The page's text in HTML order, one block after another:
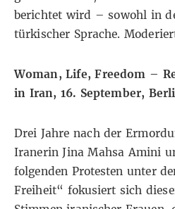
berichtet wird – sowohl in
türkischer Sprache.
Woman, Life, Freedom –
in Iran, 16. September,
Drei Jahre nach der
Iranerin Jina Mahsa Amini
folgenden Protesten unter
Freiheit“ fokusiert sich